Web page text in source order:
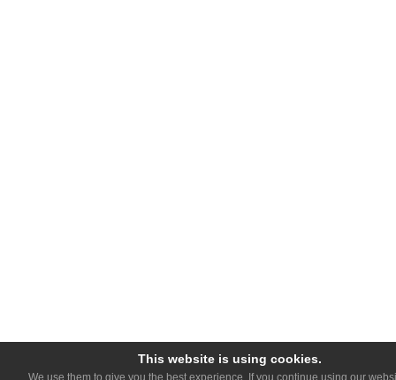
This website is using cookies.
We use them to give you the best experience. If you continue using our